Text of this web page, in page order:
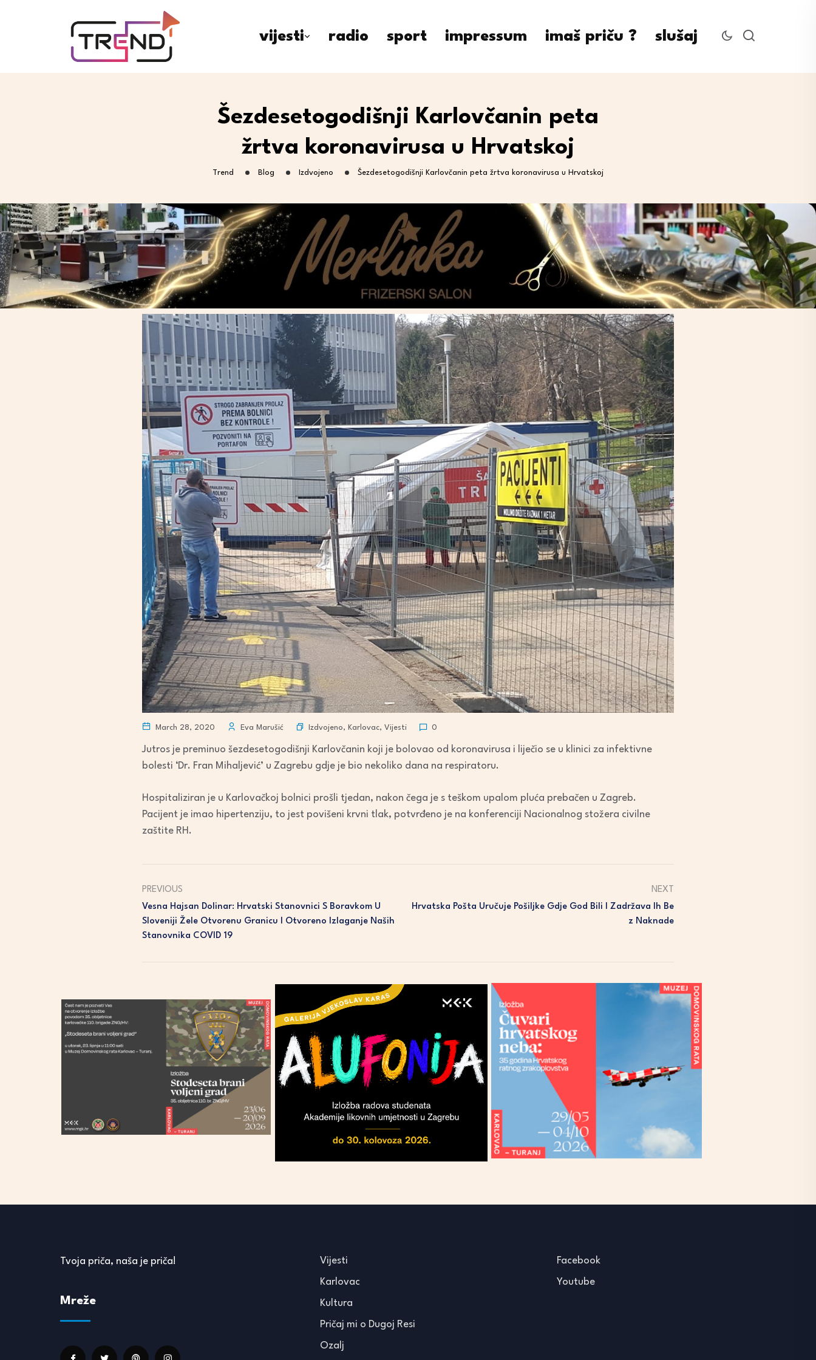
vijesti radio sport impressum imaš priču ? slušaj
Šezdesetogodišnji Karlovčanin peta
žrtva koronavirusa u Hrvatskoj
Trend Blog Izdvojeno Šezdesetogodišnji Karlovčanin peta žrtva koronavirusa u Hrvatskoj
March 28, 2020 Eva Marušić Izdvojeno, Karlovac, Vijesti 0
Jutros je preminuo šezdesetogodišnji Karlovčanin koji je bolovao od koronavirusa i liječio se u klinici za infektivne
bolesti ‘Dr. Fran Mihaljević’ u Zagrebu gdje je bio nekoliko dana na respiratoru.
Hospitaliziran je u Karlovačkoj bolnici prošli tjedan, nakon čega je s teškom upalom pluća prebačen u Zagreb.
Pacijent je imao hipertenziju, to jest povišeni krvni tlak, potvrđeno je na konferenciji Nacionalnog stožera civilne
zaštite RH.
PREVIOUS
Vesna Hajsan Dolinar: Hrvatski Stanovnici S Boravkom U
Sloveniji Žele Otvorenu Granicu I Otvoreno Izlaganje Naših
Stanovnika COVID 19
NEXT
Hrvatska Pošta Uručuje Pošiljke Gdje God Bili I Zadržava Ih Be
Z Naknade
Tvoja priča, naša je priča!
Mreže
Vijesti
Karlovac
Kultura
Pričaj mi o Dugoj Resi
Ozalj
Facebook
Youtube